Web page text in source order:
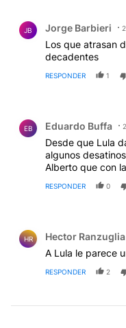
JB Jorge Barbieri
Los que atrasan
decadentes
RESPONDER 1
EB Eduardo Buffa
Desde que Lula
algunos
Alberto que con
RESPONDER 0
HR Hector Ranzuglia
A Lula le parece
RESPONDER 2